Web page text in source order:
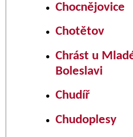
Chocnějovice
Chotětov
Chrást u
Boleslavi
Chudíř
Chudoplesy